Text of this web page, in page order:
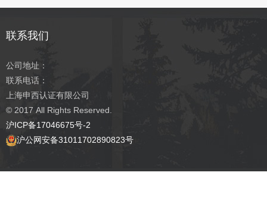
联系我们
公司地址：
联系电话：
上海申西认证有限公司
© 2017 All Rights Reserved.
沪ICP备17046675号-2
沪公网安备31011702890823号